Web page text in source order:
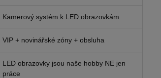
Kamerový systém k LED obrazovkám
VIP + novinářské zóny + obsluha
LED obrazovky jsou naše hobby NE jen
práce